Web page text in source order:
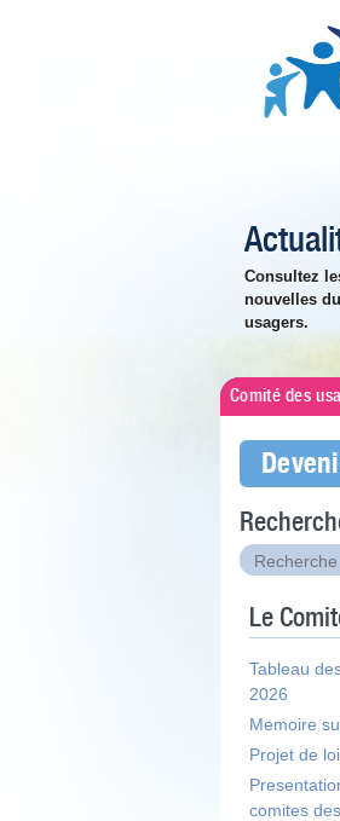
Consultez
nouvelles
usagers.
Comité des
Le
Tableau
2026
Memoire
Projet de
comites